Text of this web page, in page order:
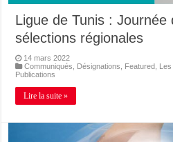
Ligue de Tunis : Journée
sélections régionales
14 mars 2022
Communiqués
Désignations Featured
Publications
Lire la suite »